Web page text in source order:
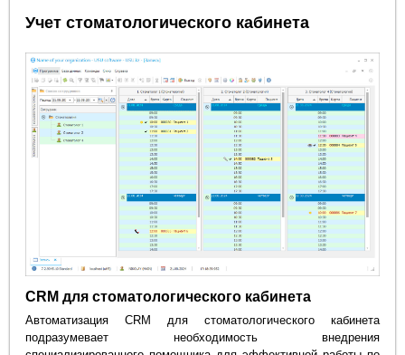
Учет стоматологического кабинета
CRM для стоматологического кабинета
Автоматизация CRM для стоматологического кабинета
подразумевает необходимость внедрения